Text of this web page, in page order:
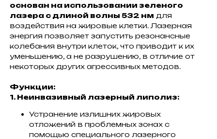
основан на использовании зеленого
лазера с длиной волны 532 нм для
воздействия на жировые клетки. Лазерная
энергия позволяет запустить резонансные
колебания внутри клеток, что приводит к их
уменьшению, а не разрушению, в отличие от
некоторых других агрессивных методов.
Функции:
1. Неинвазивный лазерный липолиз:
Устранение излишних жировых
отложений в проблемных зонах с
помощью специального лазерного